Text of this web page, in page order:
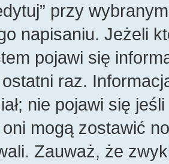
przy
napisaniu. Jeżeli
pojawi się
ostatni raz.
nie pojawi się
mogą zostawić
Zauważ, że